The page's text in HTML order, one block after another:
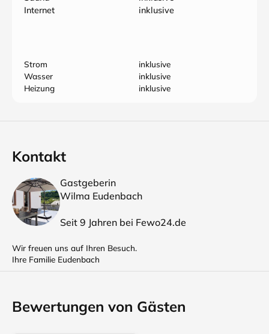
Internet
inklusive
Strom
inklusive
Wasser
inklusive
Heizung
inklusive
Kontakt
Gastgeberin
Wilma Eudenbach
Seit 9 Jahren bei Fewo24.de
Wir freuen uns auf Ihren Besuch.
Ihre Familie Eudenbach
Bewertungen von Gästen